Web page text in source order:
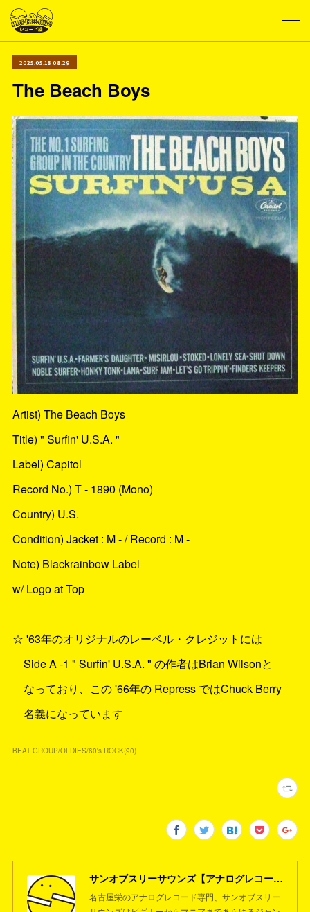
2025.05.18 08:29
The Beach Boys
Artist) The Beach Boys
Title) " Surfin' U.S.A. "
Label) Capitol
Record No.) T - 1890 (Mono)
Country) U.S.
Condition) Jacket : M - / Record : M -
Note) Blackrainbow Label
w/ Logo at Top
☆ '63年のオリジナルのレーベル・クレジットには
Side A -1 " Surfin' U.S.A. " の作者はBrian Wilsonと
なっており、この '66年の Repress ではChuck Berry
名義になっています
BEAT GROUP/OLDIES/60's ROCK(90)
サンオブスリーサウンズ【アナログレコード専門店】名古屋栄
名古屋栄のアナログレコード専門、サンオブスリー